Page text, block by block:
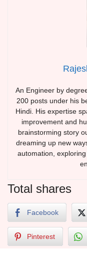
An Engineer by
200 posts under his
Hindi. His expertise
improvement and
brainstorming story
dreaming up new
automation,
Total shares
Facebook
Pinterest